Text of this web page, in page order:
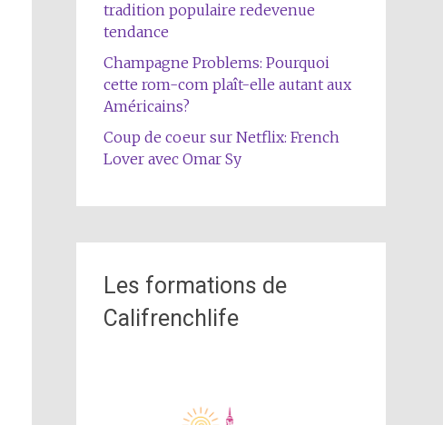
tradition populaire redevenue
tendance
Champagne Problems: Pourquoi
cette rom-com plaît-elle autant aux
Américains?
Coup de coeur sur Netflix: French
Lover avec Omar Sy
Les formations de
Califrenchlife